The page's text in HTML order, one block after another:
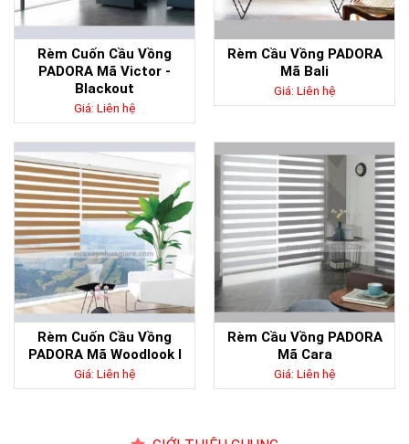
Rèm Cuốn Cầu Vồng
PADORA Mã Victor -
Blackout
Giá: Liên hệ
Rèm Cầu Vồng PADORA
Mã Bali
Giá: Liên hệ
Rèm Cuốn Cầu Vồng
PADORA Mã Woodlook I
Giá: Liên hệ
Rèm Cầu Vồng PADORA
Mã Cara
Giá: Liên hệ